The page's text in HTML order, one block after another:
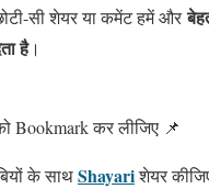
सी शेयर या कमेंट हमें और
है।
Bookmark कर लीजिए 📌
के साथShayariशेयर